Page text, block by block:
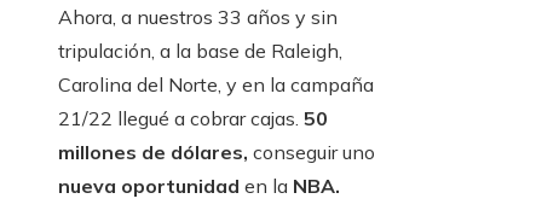
Ahora, a nuestros 33 años y sin
tripulación, a la base de Raleigh,
Carolina del Norte, y en la campaña
21/22 llegué a cobrar cajas. 50
millones de dólares, conseguir uno
nueva oportunidad en la NBA.